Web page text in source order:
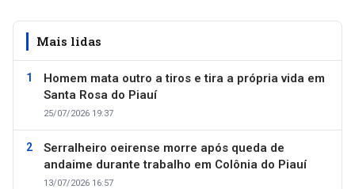
Mais lidas
Homem mata outro a tiros e tira a própria vida em
Santa Rosa do Piauí
25/07/2026 19:37
Serralheiro oeirense morre após queda de
andaime durante trabalho em Colônia do Piauí
13/07/2026 16:57